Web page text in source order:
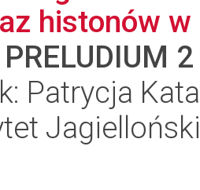
histonów
PRELUDIUM 2
Patrycja